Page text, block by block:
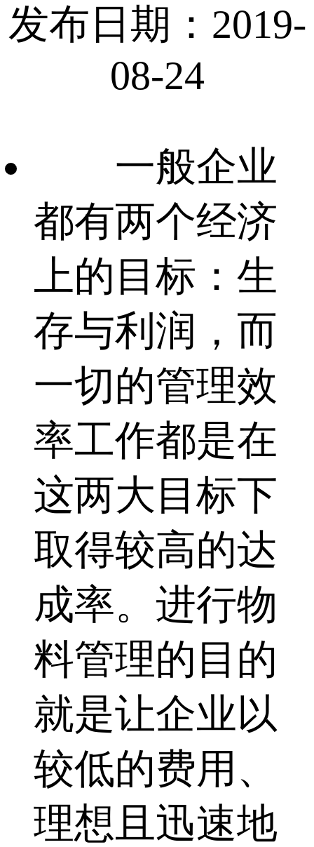
发布日期：2019-
08-24
一般企业
都有两个经济
上的目标：生
存与利润，而
一切的管理效
率工作都是在
这两大目标下
取得较高的达
成率。进行物
料管理的目的
就是让企业以
较低的费用、
理想且迅速地